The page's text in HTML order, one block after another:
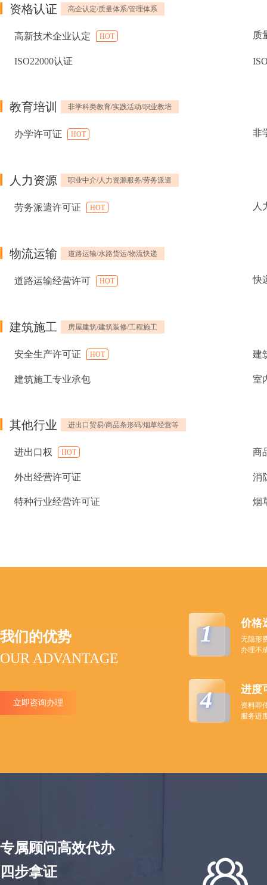
资格认证 高企认定/质量体系/管理体系
高新技术企业认定 HOT 质
ISO22000认证
教育培训 非学科类教育/实践活动/职业教培
办学许可证 HOT 非
人力资源 职业中介/人力资源服务/劳务派遣
劳务派遣许可证 HOT 人
物流运输 道路运输/水路货运/物流快递
道路运输经营许可 HOT 快
建筑施工 房屋建筑/建筑装修/工程施工
安全生产许可证 HOT 建
建筑施工专业承包 室
其他行业 进出口贸易/商品条形码/烟草经营等
进出口权 HOT 商
外出经营许可证 消
特种行业经营许可证 烟
我们的优势
OUR ADVANTAGE
立即咨询办理
1 价格
无隐形
办理不
4 进度
资料即
服务进
专属顾问高效代办
四步拿证